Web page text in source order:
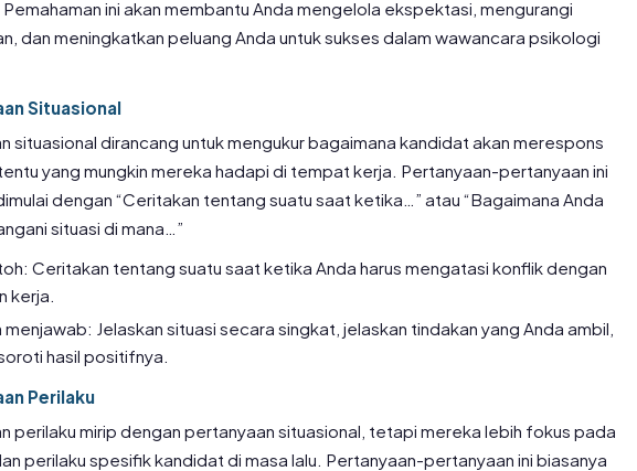
ini akan membantu Anda mengelola ekspektasi, mengurangi
dan meningkatkan peluang Anda untuk sukses dalam wawancara psikologi
Situasional
situasional dirancang untuk mengukur bagaimana kandidat akan merespons
yang mungkin mereka hadapi di tempat kerja. Pertanyaan-pertanyaan ini
dengan “Ceritakan tentang suatu saat ketika…” atau “Bagaimana Anda
situasi di mana…”
Ceritakan tentang suatu saat ketika Anda harus mengatasi konflik dengan
kerja.
menjawab: Jelaskan situasi secara singkat, jelaskan tindakan yang Anda ambil,
hasil positifnya.
Perilaku
perilaku mirip dengan pertanyaan situasional, tetapi mereka lebih fokus pada
perilaku spesifik kandidat di masa lalu. Pertanyaan-pertanyaan ini biasanya